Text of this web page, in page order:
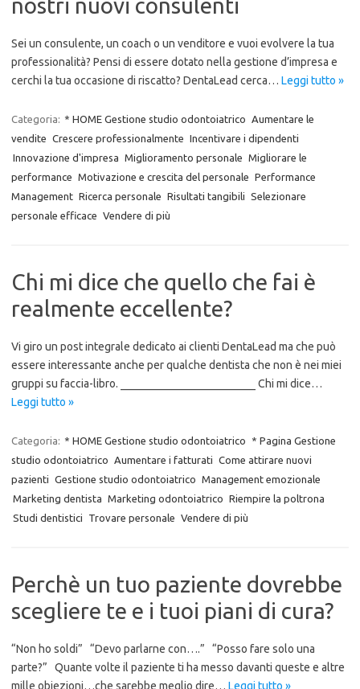
Sei un consulente, un coach o un venditore e vuoi evolvere la tua
professionalità? Pensi di essere dotato nella gestione d’impresa e
cerchi la tua occasione di riscatto? DentaLead cerca… Leggi tutto »
Categoria: * HOME Gestione studio odontoiatrico
Aumentare le
vendite Crescere professionalmente Incentivare i dipendenti
Innovazione d'impresa Miglioramento personale Migliorare le
performance Motivazione e crescita del personale Performance
Management Ricerca personale Risultati tangibili Selezionare
personale efficace Vendere di più
Chi mi dice che quello che fai è
realmente eccellente?
Vi giro un post integrale dedicato ai clienti DentaLead ma che può
essere interessante anche per qualche dentista che non è nei miei
gruppi su faccia-libro. ________________________ Chi mi dice…
Leggi tutto »
Categoria: * HOME Gestione studio odontoiatrico
* Pagina Gestione
studio odontoiatrico
Aumentare i fatturati Come attirare nuovi
pazienti Gestione studio odontoiatrico Management emozionale
Marketing dentista Marketing odontoiatrico Riempire la poltrona
Studi dentistici
Trovare personale Vendere di più
Perchè un tuo paziente dovrebbe
scegliere te e i tuoi piani di cura?
“Non ho soldi” “Devo parlarne con….” “Posso fare solo una
parte?” Quante volte il paziente ti ha messo davanti queste e altre
mille obiezioni…che sarebbe meglio dire… Leggi tutto »